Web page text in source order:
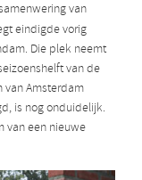
van
eindigde vorig
Die plek neemt
van de
van Amsterdam
is nog onduidelijk.
van een nieuwe